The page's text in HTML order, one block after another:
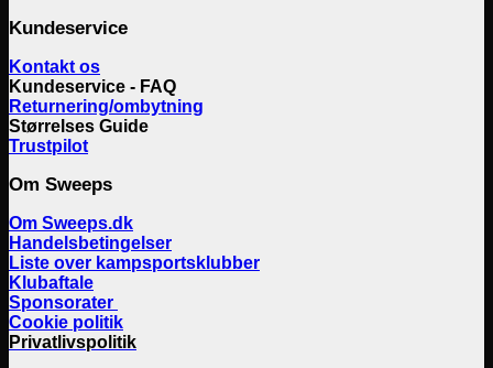
Kundeservice
Kontakt os
Kundeservice - FAQ
Returnering/ombytning
Størrelses Guide
Trustpilot
Om Sweeps
Om Sweeps.dk
Handelsbetingelser
Liste over kampsportsklubber
Klubaftale
Sponsorater
Cookie politik
Privatlivspolitik